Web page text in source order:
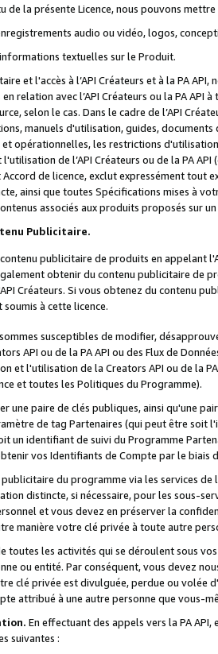
de la présente Licence, nous pouvons
audio ou vidéo, logos,
textuelles sur le Produit.
et l'accès à l’API Créateurs et à la PA
relation avec l’API Créateurs ou la PA
selon le cas. Dans le cadre de l’API
manuels d'utilisation, guides,
opérationnelles, les restrictions
de l’API Créateurs ou de la PA
de licence, exclut expressément tout
ainsi que toutes Spécifications mises à
associés aux produits proposés sur
Publicitaire.
publicitaire de produits en appelant
obtenir du contenu publicitaire de
Créateurs. Si vous obtenez du contenu
à cette licence.
susceptibles de modifier,
API ou de la PA API ou des Flux de
et l'utilisation de la Creators API ou de la
et toutes les Politiques du Programme).
une paire de clés publiques, ainsi qu'une
de tag Partenaires (qui peut être soit
un identifiant de suivi du Programme
vos Identifiants de Compte par le biais
du programme via les services
distincte, si nécessaire, pour les sous-
et vous devez en préserver la
manière votre clé privée à toute autre
toutes les activités qui se déroulent sous
ou entité. Par conséquent, vous devez
clé privée est divulguée, perdue ou volée
attribué à une autre personne que vous-
En effectuant des appels vers la PA
suivantes :